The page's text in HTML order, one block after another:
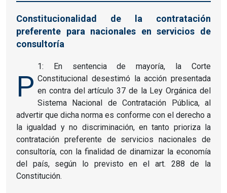
Constitucionalidad de la contratación
preferente para nacionales en servicios de
consultoría
P
1: En sentencia de mayoría, la Corte
Constitucional desestimó la acción presentada
en contra del artículo 37 de la Ley Orgánica del
Sistema Nacional de Contratación Pública, al
advertir que dicha norma es conforme con el derecho a
la igualdad y no discriminación, en tanto prioriza la
contratación preferente de servicios nacionales de
consultoría, con la finalidad de dinamizar la economía
del país, según lo previsto en el art. 288 de la
Constitución.